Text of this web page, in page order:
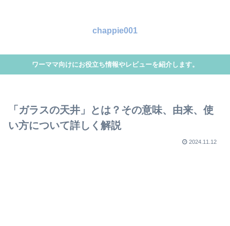
chappie001
ワーママ向けにお役立ち情報やレビューを紹介します。
「ガラスの天井」とは？その意味、由来、使
い方について詳しく解説
2024.11.12